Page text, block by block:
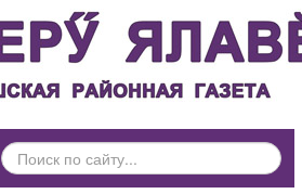
ИСКАТЬ...